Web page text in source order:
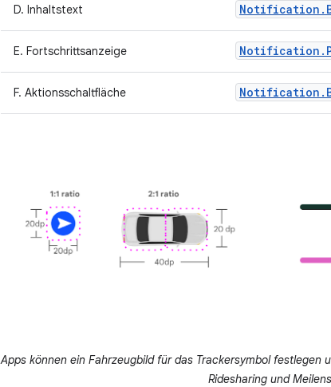
D. Inhaltstext
E. Fortschrittsanzeige
F. Aktionsschaltfläche
Apps können ein Fahrzeugbild für das Trackersymbol festlegen
Ridesharing und